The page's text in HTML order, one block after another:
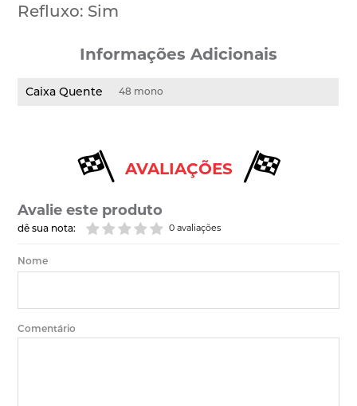
Refluxo: Sim
Informações Adicionais
Caixa Quente 48 mono
AVALIAÇÕES
Avalie este produto
0 avaliações
dê sua nota:
Nome
Comentário